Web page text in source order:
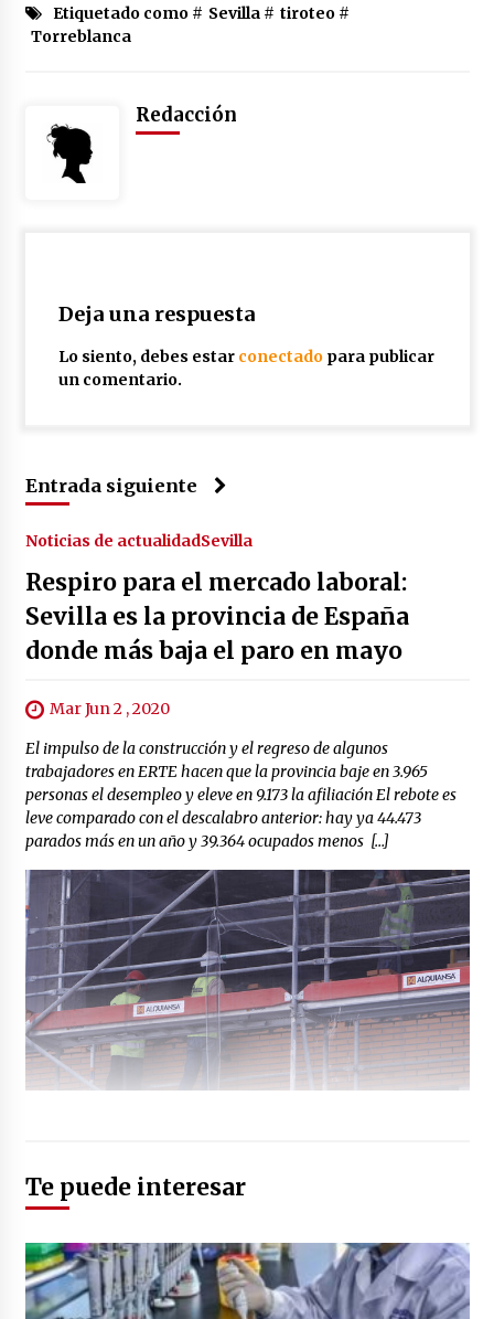
Etiquetado como # Sevilla# tiroteo#
Torreblanca
Redacción
Deja una respuesta
Lo siento, debes estar conectadopara publicar
un comentario.
Entrada siguiente
Noticias de actualidadSevilla
Respiro para el mercado laboral:
Sevilla es la provincia de España
donde más baja el paro en mayo
Mar Jun 2 , 2020
El impulso de la construcción y el regreso de algunos
trabajadores en ERTE hacen que la provincia baje en 3.965
personas el desempleo y eleve en 9.173 la afiliación El rebote es
leve comparado con el descalabro anterior: hay ya 44.473
parados más en un año y 39.364 ocupados menos […]
Te puede interesar